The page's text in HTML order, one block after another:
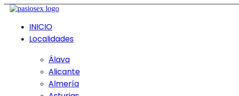
INICIO
Localidades
Álava
Alicante
Almería